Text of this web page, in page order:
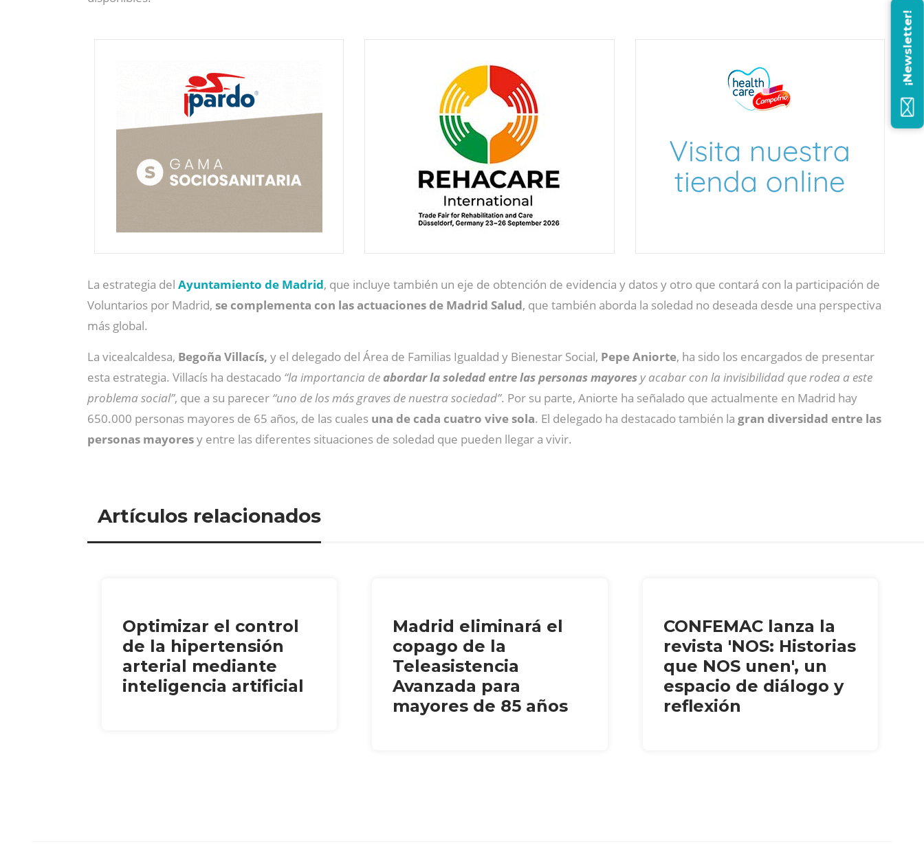
La estrategia del Ayuntamiento de Madrid, que incluye también un eje de obtención de evidencia y datos y otro que contará con la participación de
Voluntarios por Madrid, se complementa con las actuaciones de Madrid Salud, que también aborda la soledad no deseada desde una perspectiva
más global.
La vicealcaldesa, Begoña Villacís, y el delegado del Área de Familias Igualdad y Bienestar Social, Pepe Aniorte, ha sido los encargados de presentar
esta estrategia. Villacís ha destacado “la importancia deabordar la soledad entre las personas mayores y acabar con la invisibilidad que rodea a este
problema social”, que a su parecer “uno de los más graves de nuestra sociedad”. Por su parte, Aniorte ha señalado que actualmente en Madrid hay
650.000 personas mayores de 65 años, de las cuales una de cada cuatro vive sola. El delegado ha destacado también la gran diversidad entre las
personas mayoresy entre las diferentes situaciones de soledad que pueden llegar a vivir.
Artículos relacionados
Optimizar el control
de la hipertensión
arterial mediante
inteligencia artificial
Madrid eliminará el
copago de la
Teleasistencia
Avanzada para
mayores de 85 años
CONFEMAC lanza la
revista 'NOS: Historias
que NOS unen', un
espacio de diálogo y
reflexión
¡Newsletter!